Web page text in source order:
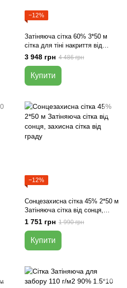
−12%
Затіняюча сітка 60% 3*50 м
сітка для тіні накриття від
сонця
3 948 грн 4 486 грн
Купити
−12%
Сонцезахисна сітка 45% 2*50 м
Затіняюча сітка від сонця,
захисна сітка від граду
1 751 грн 1 990 грн
Купити